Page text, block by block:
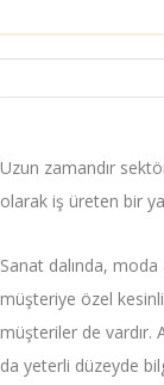
Uzun zamandır
olarak iş üreten bir
Sanat dalında,
müşteriye özel
müşteriler de vardır.
da yeterli düzeyde